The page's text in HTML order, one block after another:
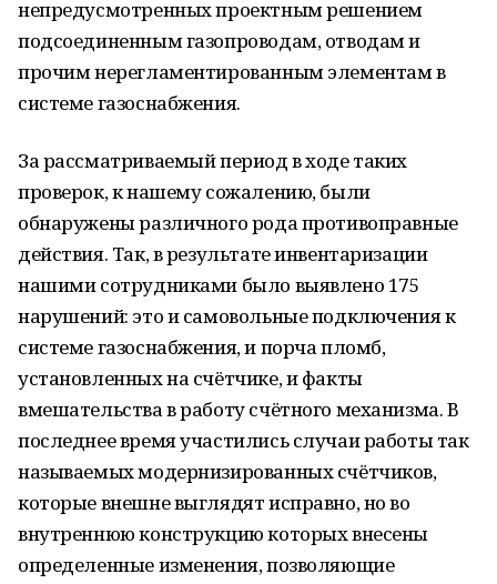
непредусмотренных проектным решением
подсоединенным газопроводам, отводам и
прочим нерегламентированным элементам в
системе газоснабжения.
За рассматриваемый период в ходе таких
проверок, к нашему сожалению, были
обнаружены различного рода противоправные
действия. Так, в результате инвентаризации
нашими сотрудниками было выявлено 175
нарушений: это и самовольные подключения к
системе газоснабжения, и порча пломб,
установленных на счётчике, и факты
вмешательства в работу счётного механизма. В
последнее время участились случаи работы так
называемых модернизированных счётчиков,
которые внешне выглядят исправно, но во
внутреннюю конструкцию которых внесены
определенные изменения, позволяющие